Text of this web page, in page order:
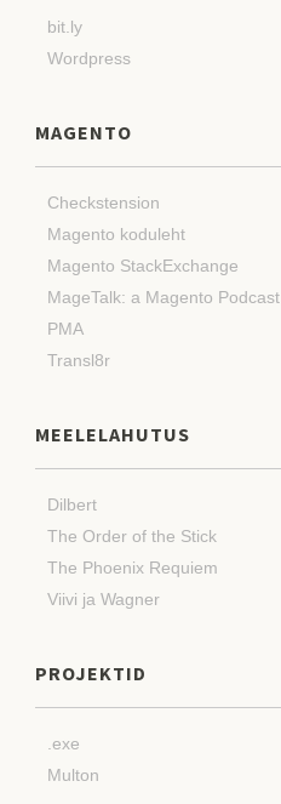
bit.ly
Wordpress
MAGENTO
Checkstension
Magento koduleht
Magento StackExchange
MageTalk: a Magento Podcast
PMA
Transl8r
MEELELAHUTUS
Dilbert
The Order of the Stick
The Phoenix Requiem
Viivi ja Wagner
PROJEKTID
.exe
Multon